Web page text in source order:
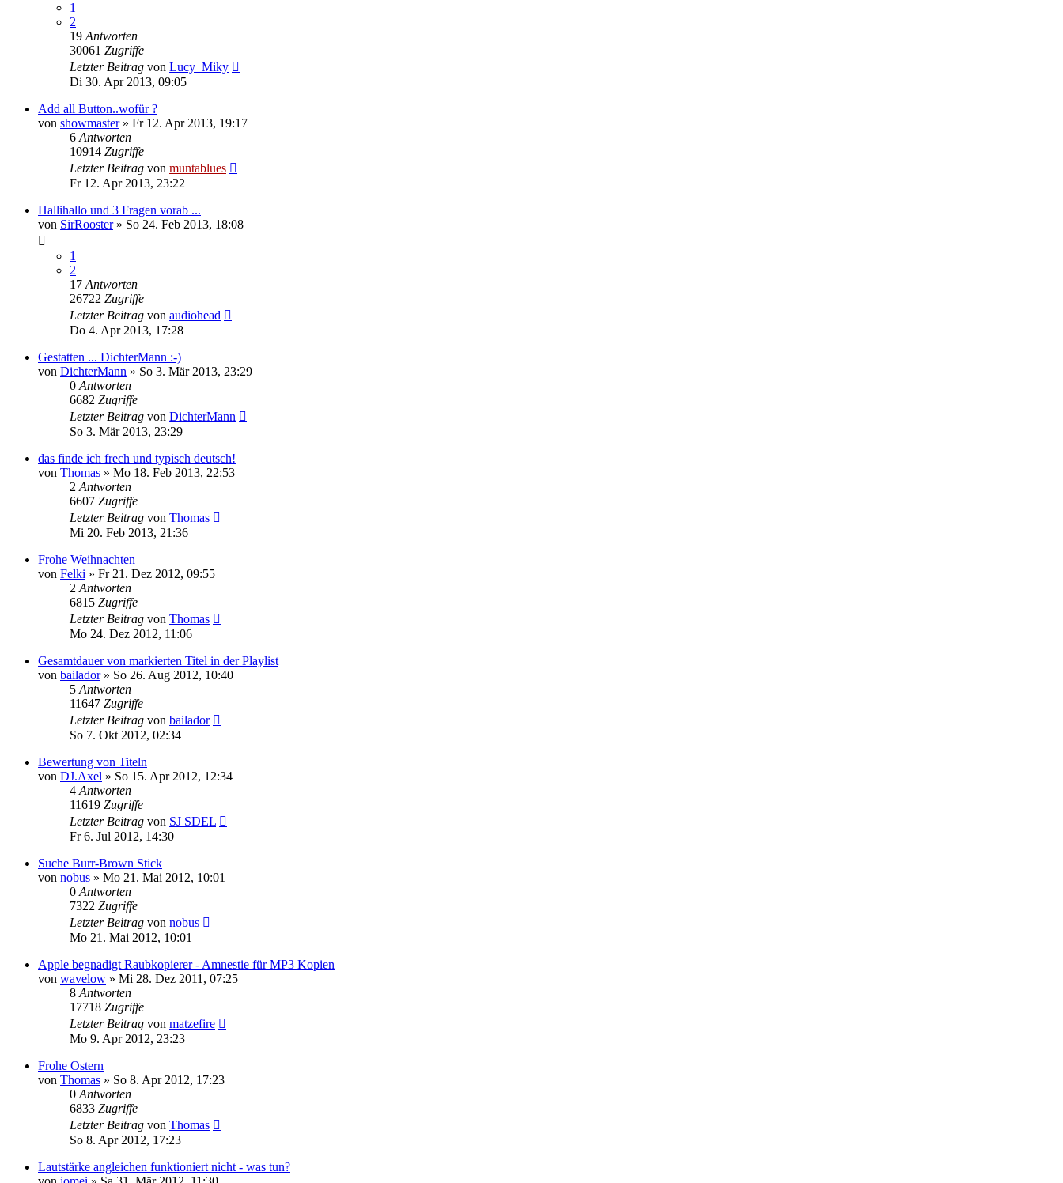
1
2
19 Antworten
30061 Zugriffe
Letzter Beitrag von Lucy_Miky
Di 30. Apr 2013, 09:05
Add all Button..wofür ?
von showmaster» Fr 12. Apr 2013, 19:17
6 Antworten
10914 Zugriffe
Letzter Beitrag von muntablues
Fr 12. Apr 2013, 23:22
Hallihallo und 3 Fragen vorab ...
von SirRooster» So 24. Feb 2013, 18:08
1
2
17 Antworten
26722 Zugriffe
Letzter Beitrag von audiohead
Do 4. Apr 2013, 17:28
Gestatten ... DichterMann :-)
von DichterMann » So 3. Mär 2013, 23:29
0 Antworten
6682 Zugriffe
Letzter Beitrag von DichterMann
So 3. Mär 2013, 23:29
das finde ich frech und typisch deutsch!
von Thomas » Mo 18. Feb 2013, 22:53
2 Antworten
6607 Zugriffe
Letzter Beitrag von Thomas
Mi 20. Feb 2013, 21:36
Frohe Weihnachten
von Felki » Fr 21. Dez 2012, 09:55
2 Antworten
6815 Zugriffe
Letzter Beitrag von Thomas
Mo 24. Dez 2012, 11:06
Gesamtdauer von markierten Titel in der Playlist
von bailador» So 26. Aug 2012, 10:40
5 Antworten
11647 Zugriffe
Letzter Beitrag von bailador
So 7. Okt 2012, 02:34
Bewertung von Titeln
von DJ.Axel » So 15. Apr 2012, 12:34
4 Antworten
11619 Zugriffe
Letzter Beitrag von SJ SDEL
Fr 6. Jul 2012, 14:30
Suche Burr-Brown Stick
von nobus » Mo 21. Mai 2012, 10:01
0 Antworten
7322 Zugriffe
Letzter Beitrag von nobus
Mo 21. Mai 2012, 10:01
Apple begnadigt Raubkopierer - Amnestie für MP3 Kopien
von wavelow » Mi 28. Dez 2011, 07:25
8 Antworten
17718 Zugriffe
Letzter Beitrag von matzefire
Mo 9. Apr 2012, 23:23
Frohe Ostern
von Thomas » So 8. Apr 2012, 17:23
0 Antworten
6833 Zugriffe
Letzter Beitrag von Thomas
So 8. Apr 2012, 17:23
Lautstärke angleichen funktioniert nicht - was tun?